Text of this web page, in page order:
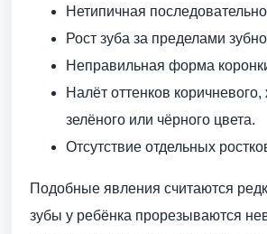
Нетипичная
Рост зуба за пределами
Неправильная форма
Налёт оттенков коричневого,
зелёного или чёрного цвета.
Отсутствие отдельных
Подобные явления считаются
зубы у ребёнка прорезываются